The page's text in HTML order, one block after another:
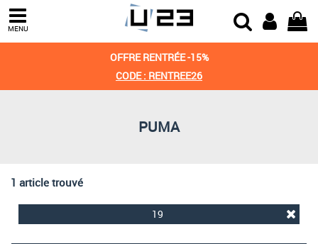
MENU
OFFRE RENTRÉE -15%
CODE : RENTREE26
PUMA
1 article trouvé
19
Trier par
Derniers arrivages